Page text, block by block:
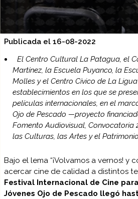
Publicada el 16-08-2022
El Centro Cultural La Patagua, el
Martínez, la Escuela Puyanco, la
Molles y el Centro Cívico de La
establecimientos en los que se
películas internacionales, en el
Ojo de Pescado —proyecto
Fomento Audiovisual, Convocatoria
las Culturas, las Artes y el
Bajo el lema “¡Volvamos a vernos! y
acercar cine de calidad a distintos
Festival Internacional de Cine
Jóvenes Ojo de Pescado llegó